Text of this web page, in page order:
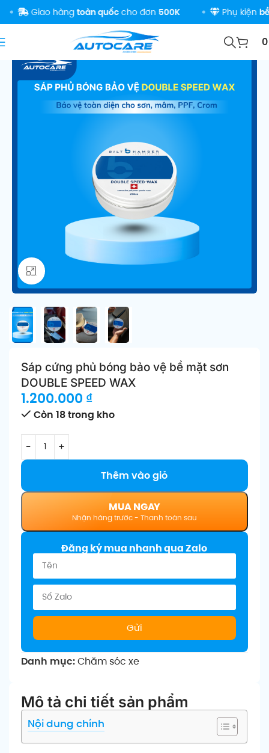
Giao hàngtoàn quốccho đơn500K Phụ kiệnbền
Click để phóng to
Sáp cứng phủ bóng bảo vệ bề mặt sơn
DOUBLE SPEED WAX
1.200.000 ₫
Còn 18 trong kho
Thêm vào giỏ
MUA NGAY
Đăng ký mua nhanh qua Zalo
Gửi
Danh mục:Chăm sóc xe
Mô tả chi tiết sản phẩm
Nội dung chính